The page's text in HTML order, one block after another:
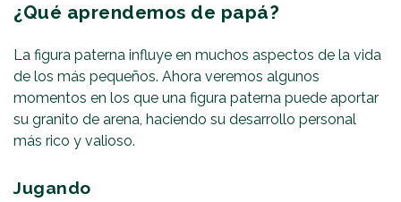
¿Qué aprendemos de papá?
La figura paterna influye en muchos aspectos de la vida
de los más pequeños. Ahora veremos algunos
momentos en los que una figura paterna puede aportar
su granito de arena, haciendo su desarrollo personal
más rico y valioso.
Jugando